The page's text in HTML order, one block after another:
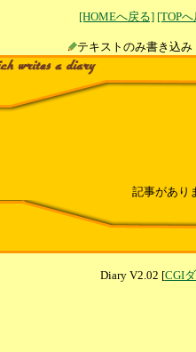
[HOMEへ戻る] [TOP
テキストのみ書
記事があり
Diary V2.02 [CGI